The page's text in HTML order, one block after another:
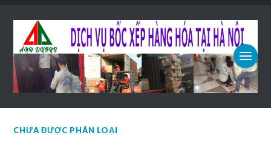
CHƯA ĐƯỢC PHÂN LOẠI